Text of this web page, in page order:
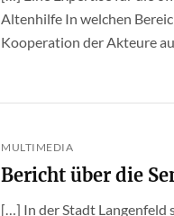
Altenhilfe In welchen
Kooperation der Akteure
MULTIMEDIA
Bericht über die
[…] In der Stadt Langenfeld